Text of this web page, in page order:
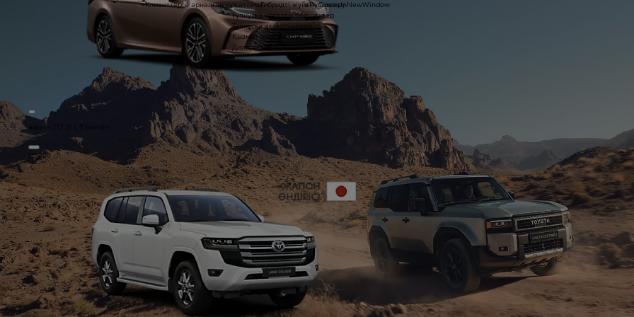
айына 217 212 ₸ бастап
LC 300
Клиенттерге арналған құжаттама
a11yOpensInNewWindow
Гибридті жүйені тексеру
Түпнұсқа қосалқы бөлшектер
Түпнұсқа аксессуарлар
Қызмет жазбалары
Дилер табу